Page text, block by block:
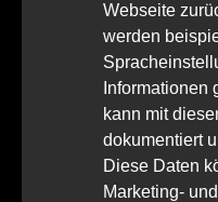
Webseite
werden
Informationen
kann mit
dokumentiert
Diese Daten
Marketing-